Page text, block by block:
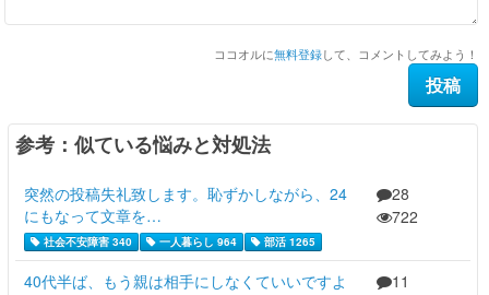
ココオルに無料登録して、コメントしてみよう！
参考：似ている悩みと対処法
突然の投稿失礼致します。恥ずかしながら、24
にもなって文章を…
社会不安障害 340 一人暮らし 964 部活 1265
28
722
40代半ば、もう親は相手にしなくていいですよ
11